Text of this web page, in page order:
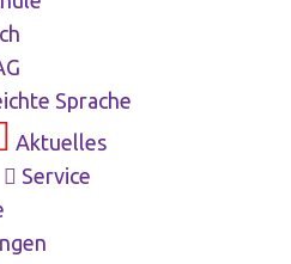
Sprache
Aktuelles
Service